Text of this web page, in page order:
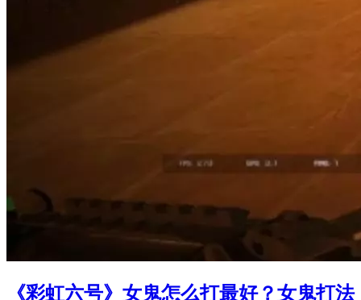
《彩虹六号》女鬼怎么打最好？女鬼打法